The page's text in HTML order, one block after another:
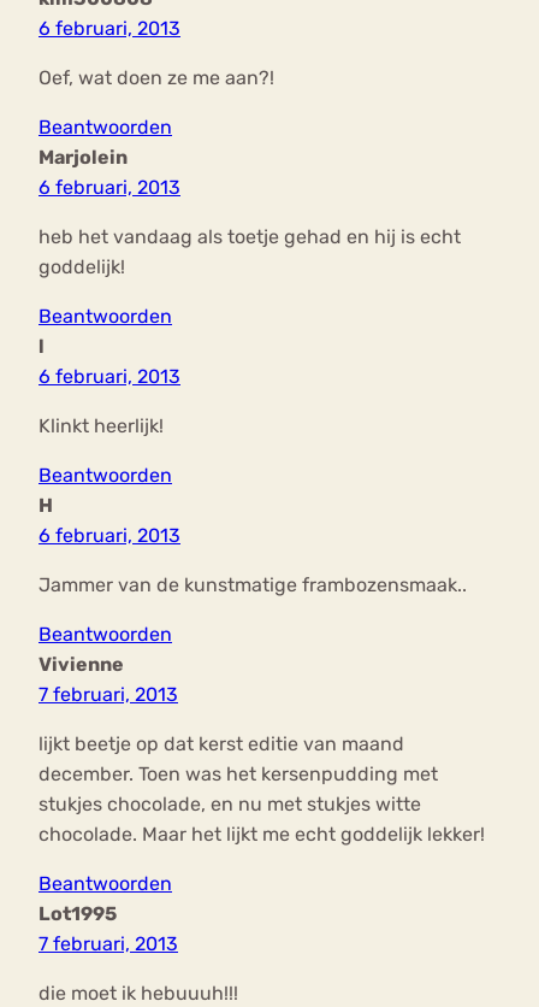
6 februari, 2013
Oef, wat doen ze me aan?!
Beantwoorden
Marjolein
6 februari, 2013
heb het vandaag als toetje gehad en hij is echt
goddelijk!
Beantwoorden
l
6 februari, 2013
Klinkt heerlijk!
Beantwoorden
H
6 februari, 2013
Jammer van de kunstmatige frambozensmaak..
Beantwoorden
Vivienne
7 februari, 2013
lijkt beetje op dat kerst editie van maand
december. Toen was het kersenpudding met
stukjes chocolade, en nu met stukjes witte
chocolade. Maar het lijkt me echt goddelijk lekker!
Beantwoorden
Lot1995
7 februari, 2013
die moet ik hebuuuh!!!